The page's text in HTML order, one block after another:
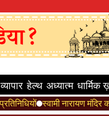
व्यापार हेल्थ अध्यात्म धार्मिक
नारायण मंदिर कालूपुर में